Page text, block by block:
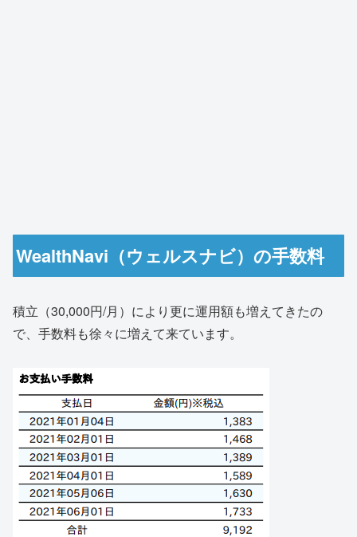
WealthNavi（ウェルスナビ）の手数料
積立（30,000円/月）により更に運用額も増えてきたの
で、手数料も徐々に増えて来ています。